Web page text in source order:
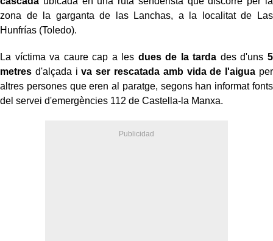
zona de la garganta de las Lanchas, a la localitat de Las
Hunfrías (Toledo).
La víctima va caure cap a les dues de la tarda des d'uns 5
metres d'alçada i va ser rescatada amb vida de l'aigua per
altres persones que eren al paratge, segons han informat fonts
del servei d'emergències 112 de Castella-la Manxa.